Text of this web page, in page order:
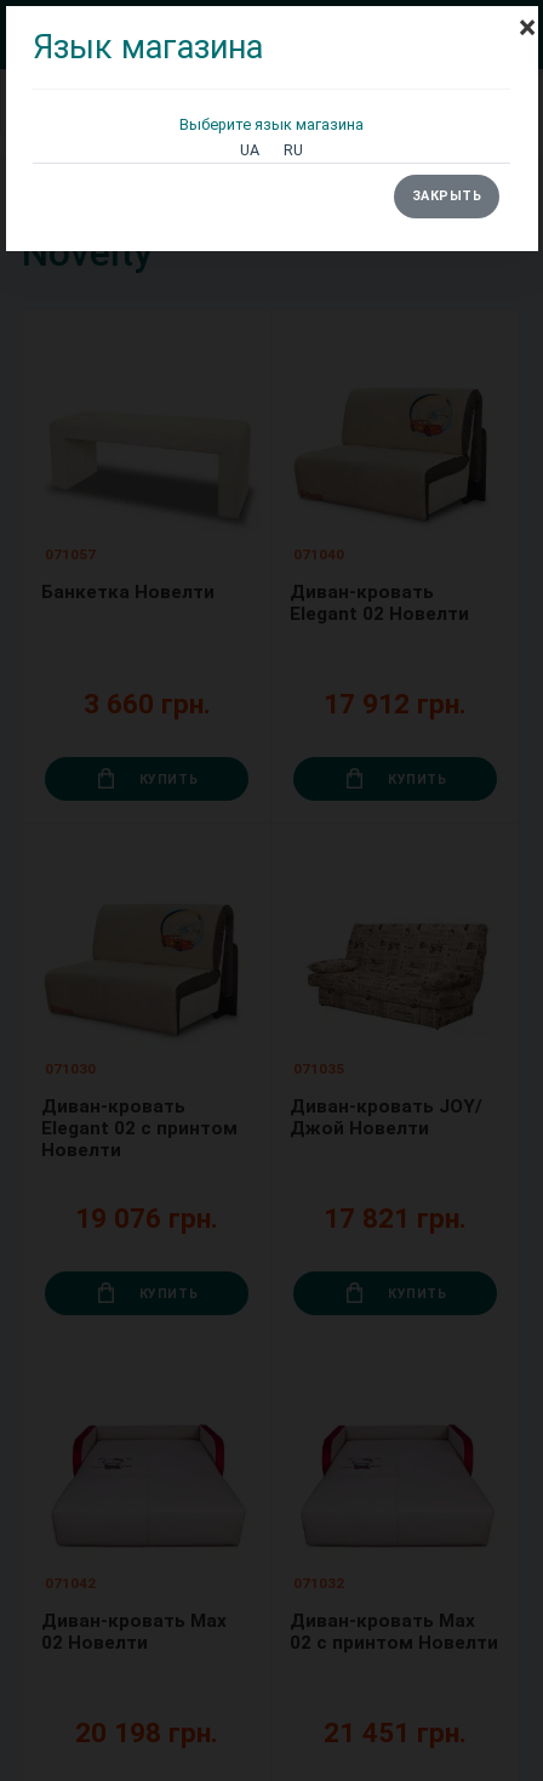
Матрасы
×
Язык магазина
Выберите язык магазина
UA
RU
ЗАКРЫТЬ
Novelty
071057
Банкетка Новелти
3 660 грн.
КУПИТЬ
071040
Диван-кровать
Elegant 02 Новелти
17 912 грн.
КУПИТЬ
071030
Диван-кровать
Elegant 02 с принтом
Новелти
19 076 грн.
КУПИТЬ
071035
Диван-кровать JOY/
Джой Новелти
17 821 грн.
КУПИТЬ
071042
Диван-кровать Max
02 Новелти
20 198 грн.
071032
Диван-кровать Max
02 с принтом Новелти
21 451 грн.